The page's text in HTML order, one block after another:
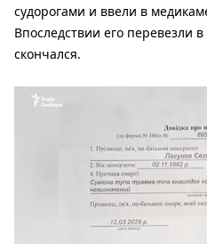
судорогами и ввели в
Впоследствии его перевезли
скончался.